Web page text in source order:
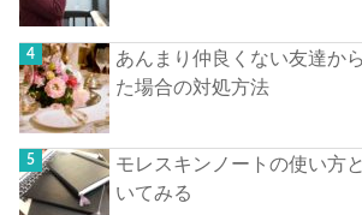
あんまり仲良くない友達か
た場合の対処方法
モレスキンノートの使い方
いてみる